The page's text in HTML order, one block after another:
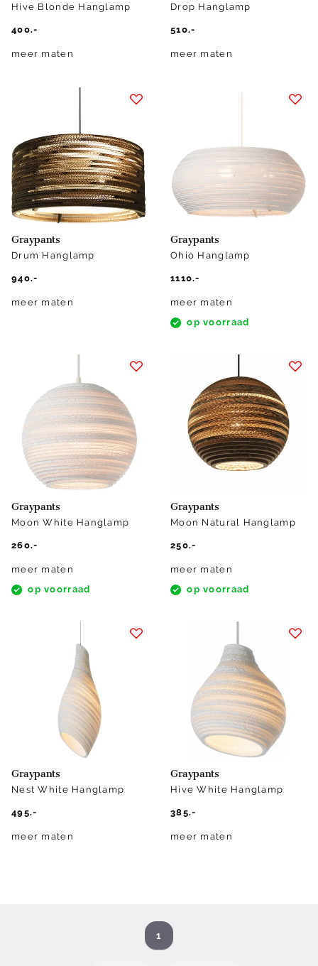
Hive Blonde Hanglamp
400.-
meer maten
Drop Hanglamp
510.-
meer maten
Graypants
Drum Hanglamp
940.-
meer maten
Graypants
Ohio Hanglamp
1110.-
meer maten
op voorraad
Graypants
Moon White Hanglamp
260.-
meer maten
op voorraad
Graypants
Moon Natural Hanglamp
250.-
meer maten
op voorraad
Graypants
Nest White Hanglamp
495.-
meer maten
Graypants
Hive White Hanglamp
385.-
meer maten
1